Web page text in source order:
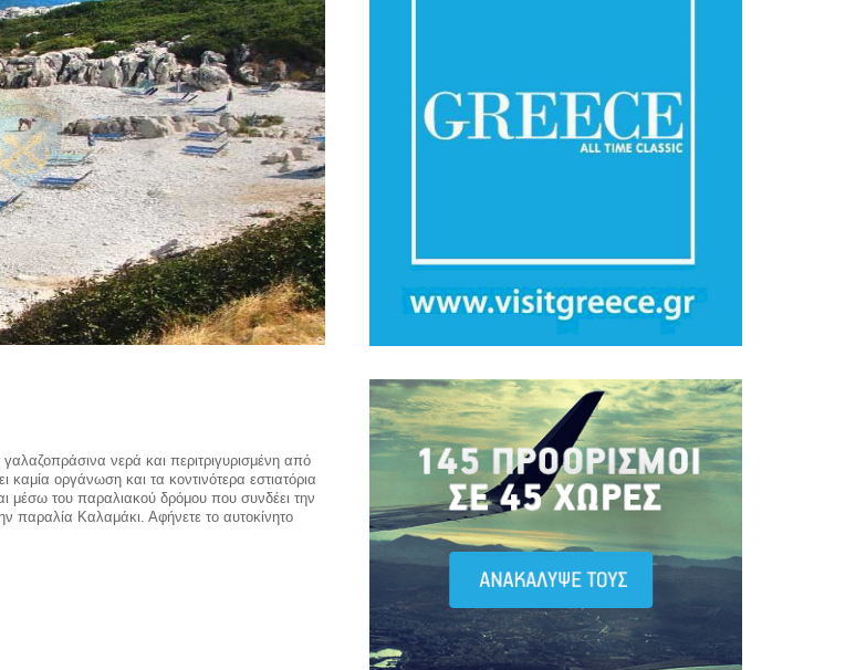
νερά και περιτριγυρισμένη από
οργάνωση και τα κοντινότερα εστιατόρια
μέσω του παραλιακού δρόμου που συνδέει την
παραλία Καλαμάκι. Αφήνετε το αυτοκίνητο